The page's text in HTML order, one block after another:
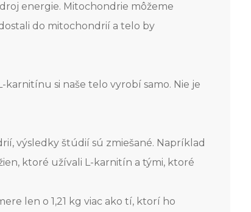
energie. Mitochondrie môžeme
do mitochondrií a telo by
si naše telo vyrobí samo. Nie je
výsledky štúdií sú zmiešané. Napríklad
ktoré užívali L-karnitín a tými, ktoré
len o 1,21 kg viac ako tí, ktorí ho